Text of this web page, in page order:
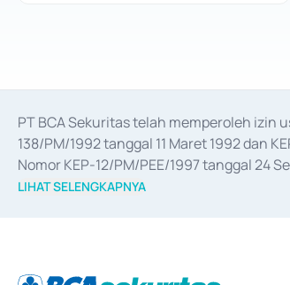
PT BCA Sekuritas telah memperoleh izin
138/PM/1992 tanggal 11 Maret 1992 dan
Nomor KEP-12/PM/PEE/1997 tanggal 24
merger, akuisisi, divestasi, dan
LIHAT SELENGKAPNYA